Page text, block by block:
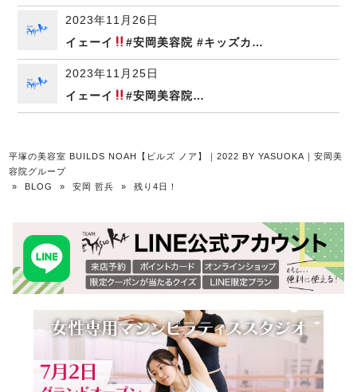
2023年11月26日
イェーイ
#安岡美容院 #キッズカ…
2023年11月25日
イェーイ
#安岡美容院…
平塚の美容室 BUILDS NOAH【ビルズ ノア】｜2022 BY YASUOKA｜安岡美
容院グループ
»
BLOG » 安岡 哲兵 » 残り4日！